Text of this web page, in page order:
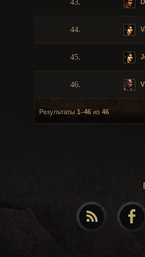
43.
44.
45.
46.
Результаты 1–46 из 46